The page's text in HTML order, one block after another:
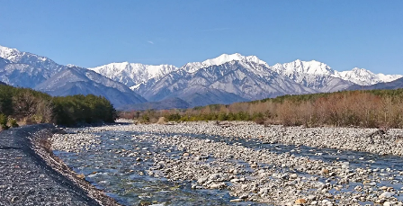
中で様々な商品を開発している。自
の熱い想いを込める。